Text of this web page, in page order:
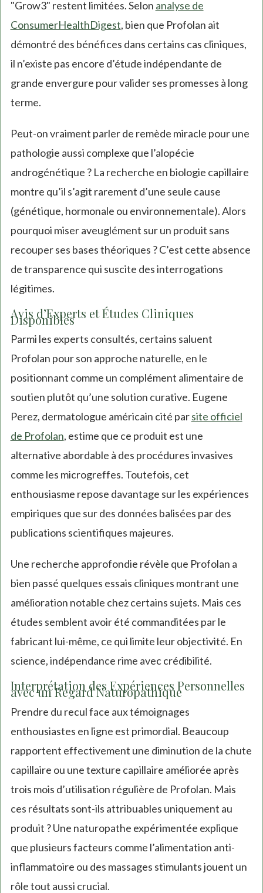
"Grow3" restent limitées. Selon analyse de
ConsumerHealthDigest, bien que Profolan ait
démontré des bénéfices dans certains cas cliniques,
il n’existe pas encore d’étude indépendante de
grande envergure pour valider ses promesses à long
terme.
Peut-on vraiment parler de remède miracle pour une
pathologie aussi complexe que l’alopécie
androgénétique ? La recherche en biologie capillaire
montre qu’il s’agit rarement d’une seule cause
(génétique, hormonale ou environnementale). Alors
pourquoi miser aveuglément sur un produit sans
recouper ses bases théoriques ? C’est cette absence
de transparence qui suscite des interrogations
légitimes.
Avis d’Experts et Études Cliniques
Disponibles
Parmi les experts consultés, certains saluent
Profolan pour son approche naturelle, en le
positionnant comme un complément alimentaire de
soutien plutôt qu’une solution curative. Eugene
Perez, dermatologue américain cité parsite officiel
de Profolan, estime que ce produit est une
alternative abordable à des procédures invasives
comme les microgreffes. Toutefois, cet
enthousiasme repose davantage sur les expériences
empiriques que sur des données balisées par des
publications scientifiques majeures.
Une recherche approfondie révèle que Profolan a
bien passé quelques essais cliniques montrant une
amélioration notable chez certains sujets. Mais ces
études semblent avoir été commanditées par le
fabricant lui-même, ce qui limite leur objectivité. En
science, indépendance rime avec crédibilité.
Interprétation des Expériences Personnelles
avec un Regard Naturopathique
Prendre du recul face aux témoignages
enthousiastes en ligne est primordial. Beaucoup
rapportent effectivement une diminution de la chute
capillaire ou une texture capillaire améliorée après
trois mois d’utilisation régulière de Profolan. Mais
ces résultats sont-ils attribuables uniquement au
produit ? Une naturopathe expérimentée explique
que plusieurs facteurs comme l’alimentation anti-
inflammatoire ou des massages stimulants jouent un
rôle tout aussi crucial.